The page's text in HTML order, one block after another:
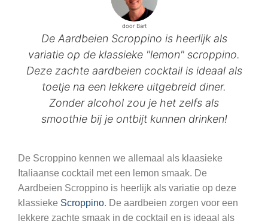
door Bart
De Aardbeien Scroppino is heerlijk als
variatie op de klassieke "lemon" scroppino.
Deze zachte aardbeien cocktail is ideaal als
toetje na een lekkere uitgebreid diner.
Zonder alcohol zou je het zelfs als
smoothie bij je ontbijt kunnen drinken!
De Scroppino kennen we allemaal als klaasieke
Italiaanse cocktail met een lemon smaak. De
Aardbeien Scroppino is heerlijk als variatie op deze
klassieke Scroppino. De aardbeien zorgen voor een
lekkere zachte smaak in de cocktail en is ideaal als